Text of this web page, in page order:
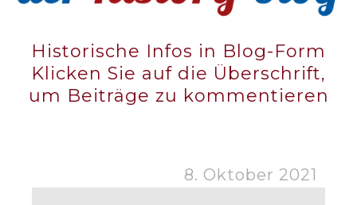
Historische Infos in Blog-Form
Klicken Sie auf die Überschrift,
um Beiträge zu kommentieren
8. Oktober 2021